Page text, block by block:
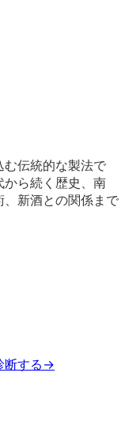
む伝統的な製法で
ら続く歴史、南
新酒との関係まで
断する →